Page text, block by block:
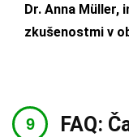
Dr. Anna
zkušenostmi v
FAQ: